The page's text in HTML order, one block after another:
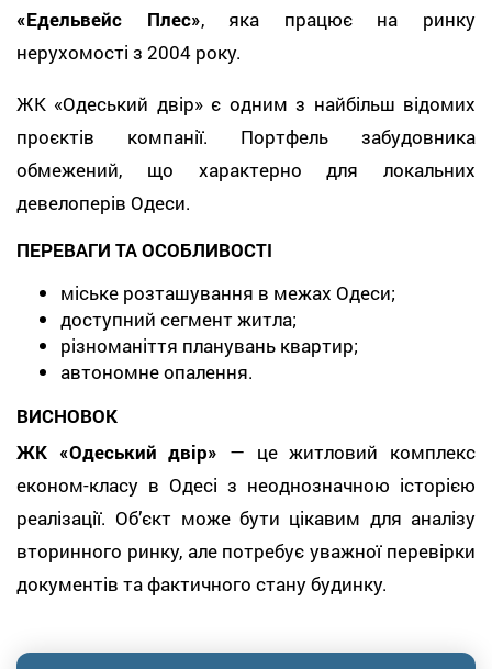
«Едельвейс Плес», яка працює на ринку
нерухомості з 2004 року.
ЖК «Одеський двір» є одним з найбільш відомих
проєктів компанії. Портфель забудовника
обмежений, що характерно для локальних
девелоперів Одеси.
ПЕРЕВАГИ ТА ОСОБЛИВОСТІ
міське розташування в межах Одеси;
доступний сегмент житла;
різноманіття планувань квартир;
автономне опалення.
ВИСНОВОК
ЖК «Одеський двір» — це житловий комплекс
економ-класу в Одесі з неоднозначною історією
реалізації. Об’єкт може бути цікавим для аналізу
вторинного ринку, але потребує уважної перевірки
документів та фактичного стану будинку.